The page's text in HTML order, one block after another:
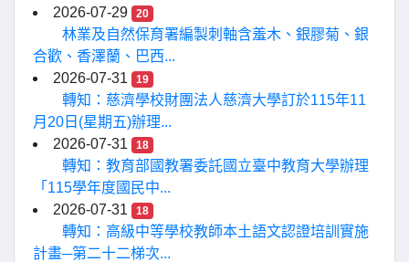
2026-07-29
20
林業及自然保育署編製刺軸含羞木、銀膠菊、銀
合歡、香澤蘭、巴西...
2026-07-31
19
轉知：慈濟學校財團法人慈濟大學訂於115年11
月20日(星期五)辦理...
2026-07-31
18
轉知：教育部國教署委託國立臺中教育大學辦理
「115學年度國民中...
2026-07-31
18
轉知：高級中等學校教師本土語文認證培訓實施
計畫─第二十二梯次...